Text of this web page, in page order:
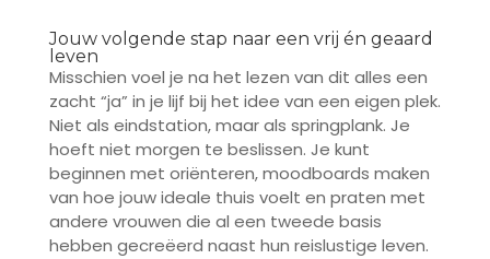
Jouw volgende stap naar een vrij én geaard
leven
Misschien voel je na het lezen van dit alles een
zacht “ja” in je lijf bij het idee van een eigen plek.
Niet als eindstation, maar als springplank. Je
hoeft niet morgen te beslissen. Je kunt
beginnen met oriënteren, moodboards maken
van hoe jouw ideale thuis voelt en praten met
andere vrouwen die al een tweede basis
hebben gecreëerd naast hun reislustige leven.